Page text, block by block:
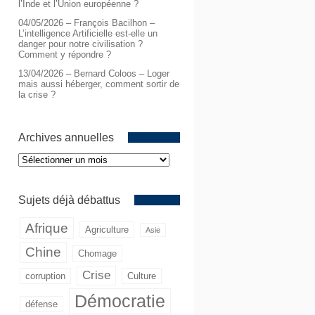
l’Inde et l’Union européenne ?
04/05/2026 – François Bacilhon –
L’intelligence Artificielle est-elle un
danger pour notre civilisation ?
Comment y répondre ?
13/04/2026 – Bernard Coloos – Loger
mais aussi héberger, comment sortir de
la crise ?
Archives annuelles
Archives
annuelles
Sujets déjà débattus
Afrique Agriculture Asie
Chine Chomage
corruption Crise Culture
défense Démocratie